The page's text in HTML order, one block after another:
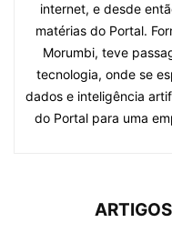
internet, e desde
matérias do Portal.
Morumbi, teve
tecnologia, onde se
dados e inteligência
do Portal para uma